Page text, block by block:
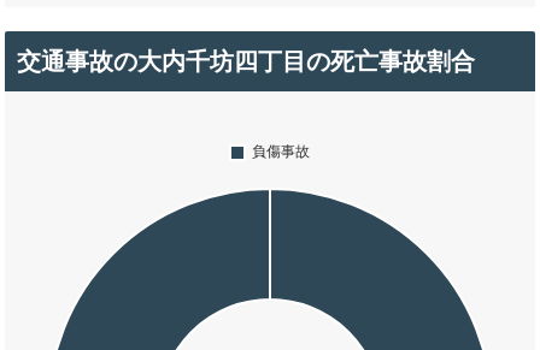
交通事故の大内千坊四丁目の死亡事故割合